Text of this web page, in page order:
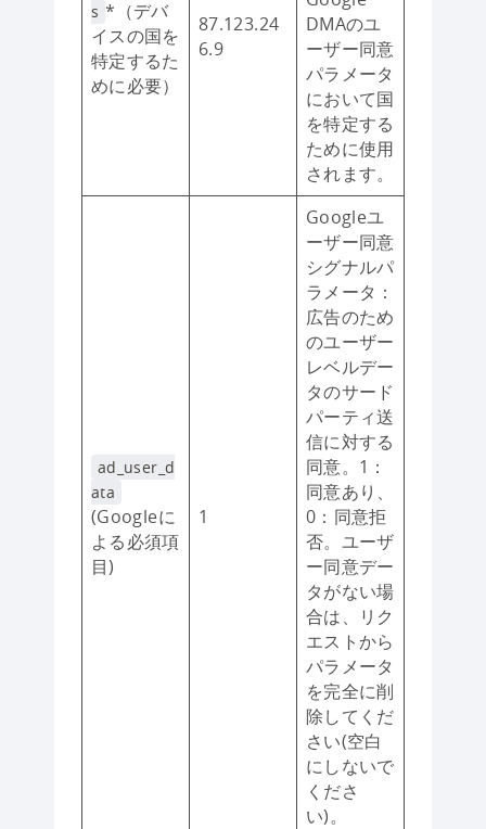
s *（デバ
イスの国を
特定するた
めに必要）
87.123.24
6.9
DMAのユ
ーザー同意
パラメータ
において国
を特定する
ために使用
されます。
ad_user_d
ata
(Googleに
よる必須項
目)
1
Googleユ
ーザー同意
シグナルパ
ラメータ：
広告のため
のユーザー
レベルデー
タのサード
パーティ送
信に対する
同意。1：
同意あり、
0：同意拒
否。ユーザ
ー同意デー
タがない場
合は、リク
エストから
パラメータ
を完全に削
除してくだ
さい(空白
にしないで
くださ
い)。